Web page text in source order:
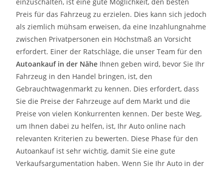
Preis für das Fahrzeug zu erzielen. Dies kann sich jedoch
als ziemlich mühsam erweisen, da eine Inzahlungnahme
zwischen Privatpersonen ein Höchstmaß an Vorsicht
erfordert. Einer der Ratschläge, die unser Team für den
Autoankauf in der Nähe Ihnen geben wird, bevor Sie Ihr
Fahrzeug in den Handel bringen, ist, den
Gebrauchtwagenmarkt zu kennen. Dies erfordert, dass
Sie die Preise der Fahrzeuge auf dem Markt und die
Preise von vielen Konkurrenten kennen. Der beste Weg,
um Ihnen dabei zu helfen, ist, Ihr Auto online nach
relevanten Kriterien zu bewerten. Diese Phase für den
Autoankauf ist sehr wichtig, damit Sie eine gute
Verkaufsargumentation haben. Wenn Sie Ihr Auto in der